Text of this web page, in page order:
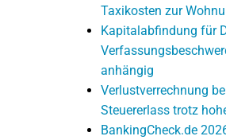
Taxikosten zur
Kapitalabfindung für
anhängig
Verlustverrechnung
Steuererlass trotz
BankingCheck.de